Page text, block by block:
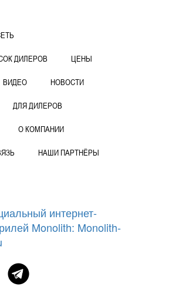
ДИЛЕРОВ ЦЕНЫ
ВИДЕО НОВОСТИ
ДЛЯ ДИЛЕРОВ
О КОМПАНИИ
НАШИ ПАРТНЁРЫ
интернет-
Monolith: Monolith-